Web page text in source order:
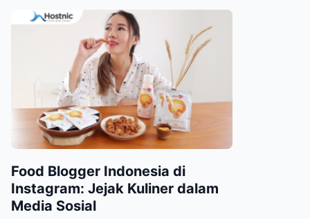
Food Blogger Indonesia di
Instagram: Jejak Kuliner dalam
Media Sosial